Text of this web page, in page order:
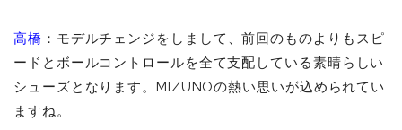
高橋 ：モデルチェンジをしまして、前回のものよりもスピ
ードとボールコントロールを全て支配している素晴らしい
シューズとなります。MIZUNOの熱い思いが込められてい
ますね。